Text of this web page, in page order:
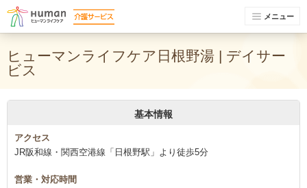
メニュー
ヒューマンライフケア日根野湯 | デイサー
ビス
基本情報
アクセス
JR阪和線・関西空港線「日根野駅」より徒歩5分
営業・対応時間